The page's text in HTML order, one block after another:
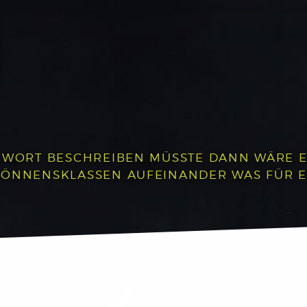
BESCHREIBEN MÜSSTE DANN WÄRE
AUFEINANDER WAS FÜR